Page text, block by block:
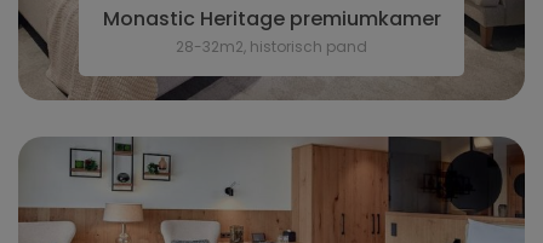
Monastic Heritage premiumkamer
28-32m2, historisch pand